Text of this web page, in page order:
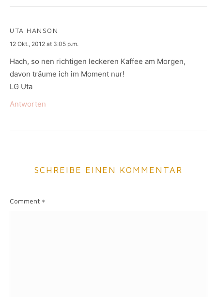
UTA HANSON
says:
12 Okt., 2012 at 3:05 p.m.
Hach, so nen richtigen leckeren Kaffee am Morgen,
davon träume ich im Moment nur!
LG Uta
Antworten
SCHREIBE EINEN KOMMENTAR
Comment *